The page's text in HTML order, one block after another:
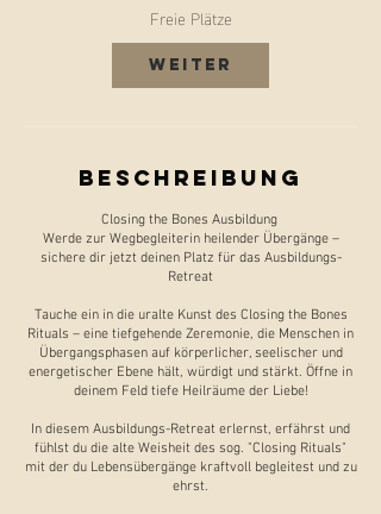
a
2
7
.
Freie Plätze
Weiter
Beschreibung
Closing the Bones Ausbildung
Werde zur Wegbegleiterin heilender Übergänge –
sichere dir jetzt deinen Platz für das Ausbildungs-
Retreat
Tauche ein in die uralte Kunst des Closing the Bones
Rituals – eine tiefgehende Zeremonie, die Menschen in
Übergangsphasen auf körperlicher, seelischer und
energetischer Ebene hält, würdigt und stärkt. Öffne in
deinem Feld tiefe Heilräume der Liebe!
In diesem Ausbildungs-Retreat erlernst, erfährst und
fühlst du die alte Weisheit des sog. "Closing Rituals"
mit der du Lebensübergänge kraftvoll begleitest und zu
ehrst.